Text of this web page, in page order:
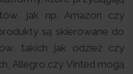
jak np. Amazon czy
są skierowane do
takich jak odzież czy
Allegro czy Vinted mogą